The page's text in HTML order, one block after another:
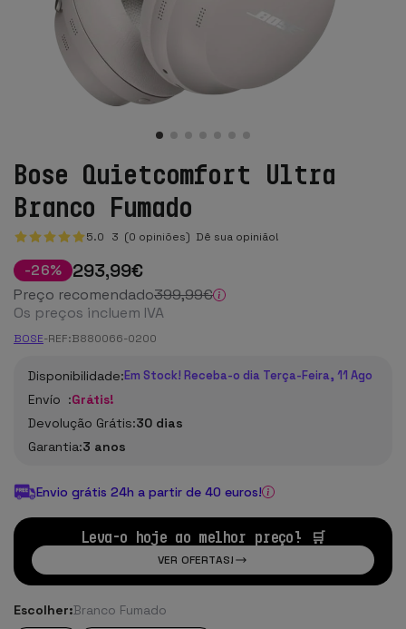
Bose Quietcomfort Ultra
Branco Fumado
5.0 3 (0 opiniões) Dê sua opinião!
-26% 293,99€
Preço recomendado399,99€
Os preços incluem IVA
BOSE-REF:B880066-0200
Disponibilidade:Em Stock! Receba-o dia Terça-Feira, 11 Ago
Envío :Grátis!
Devolução Grátis:30 dias
Garantia:3 anos
Envio grátis 24h a partir de 40 euros!
Leva-o hoje ao melhor preço! 🛒
VER OFERTAS!
Escolher:Branco Fumado